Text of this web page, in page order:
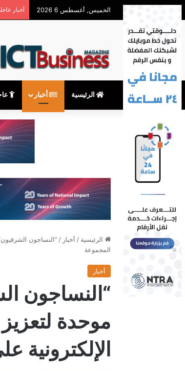
الخميس, أغسطس 6 2026 أخبار
الرئيسية أخبار
الرئيسية / أخبار /“النساجون
المجموعة
أخبار
“النساجون
موحدة